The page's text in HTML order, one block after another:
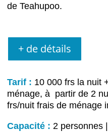
de Teahupoo.
+ de détails
Tarif : 10 000 frs la nuit
ménage, à partir de 2
frs/nuit frais de ménage
Capacité : 2 personnes